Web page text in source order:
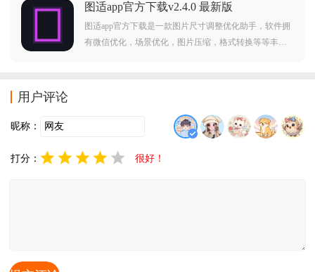
载使用吧。
图适app官方下载v2.4.0 最新版
图适app官方下载是一款图片尺寸调整优化助手，软件拥
有微信优化，场景优化，图片压缩，格式转换等等丰富
用户评论
昵称：
打分： 很好！